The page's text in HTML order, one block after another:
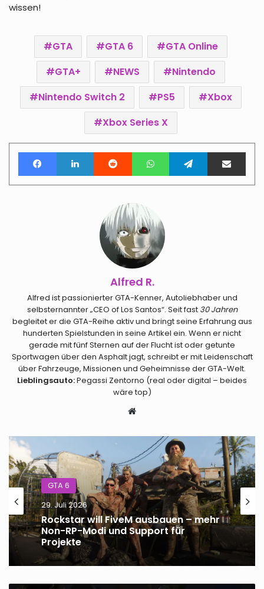
wissen!
GTA GTA 6
GTA Online
GTA+
NEWS
Nintendo
Nintendo Switch 2
PS5
Xbox
Xbox Series X
FacebookLinkedIn Reddit WhatsAppTelegramTeile per E-Mail
Alfred R.
Alfred ist passionierter GTA-Kenner, Autoliebhaber und
selbsternannter „CEO of Los Santos“. Seit fast 30 Jahren
begleitet er die GTA-Reihe aktiv und bringt seine Erfahrung aus
hunderten Spielstunden in seine Artikel ein. Wenn er nicht
gerade mit fünf Sternen auf der Flucht ist oder getunte
Sportwagen über den Asphalt jagt, schreibt er mit Leidenschaft
über Fahrzeuge, Missionen und Geheimnisse der GTA-Welt.
Lieblingsauto:Pegassi Zentorno (real oder digital – beides
wäre top)
GTA 6
29. Juli 2026
Rockstar will FiveM ausbauen – mehr
Non-RP-Modi und Support für
Projekte